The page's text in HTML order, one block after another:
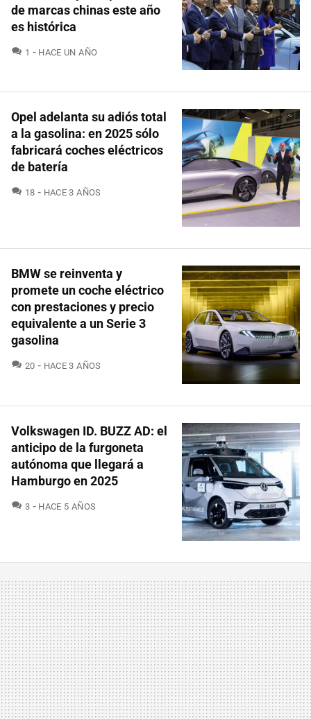
de marcas chinas este año
es histórica
1 COMENTARIOS
HACE UN AÑO
Opel adelanta su adiós total
a la gasolina: en 2025 sólo
fabricará coches eléctricos
de batería
18 COMENTARIOS
HACE 3 AÑOS
BMW se reinventa y
promete un coche eléctrico
con prestaciones y precio
equivalente a un Serie 3
gasolina
20 COMENTARIOS
HACE 3 AÑOS
Volkswagen ID. BUZZ AD: el
anticipo de la furgoneta
autónoma que llegará a
Hamburgo en 2025
3 COMENTARIOS
HACE 5 AÑOS